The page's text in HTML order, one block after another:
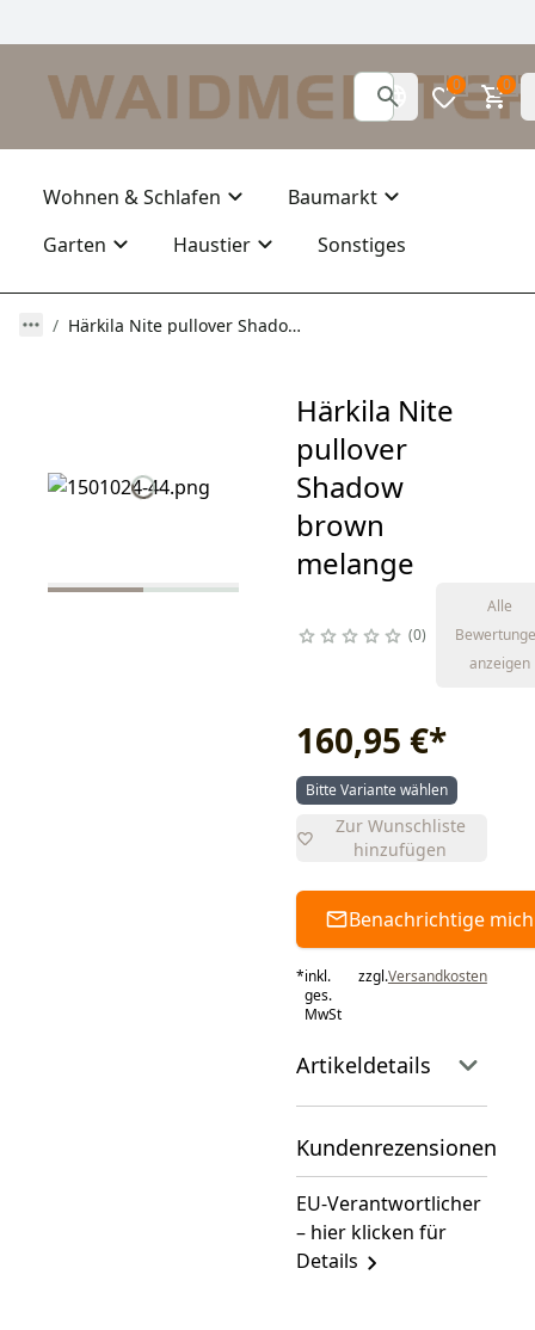
0 0
Wohnen & Schlafen
Baumarkt
Garten
Haustier Sonstiges
Härkila Nite pullover Shadow brown melange
Härkila Nite
pullover
Shadow
brown
melange
0
Alle
anzeigen
160,95 €*
Bitte Variante wählen
Zur Wunschliste
hinzufügen
Benachrichtige mich
*inkl.
ges.
MwSt
zzgl.Versandkosten
Artikeldetails
Kundenrezensionen
EU-Verantwortlicher
– hier klicken für
Details